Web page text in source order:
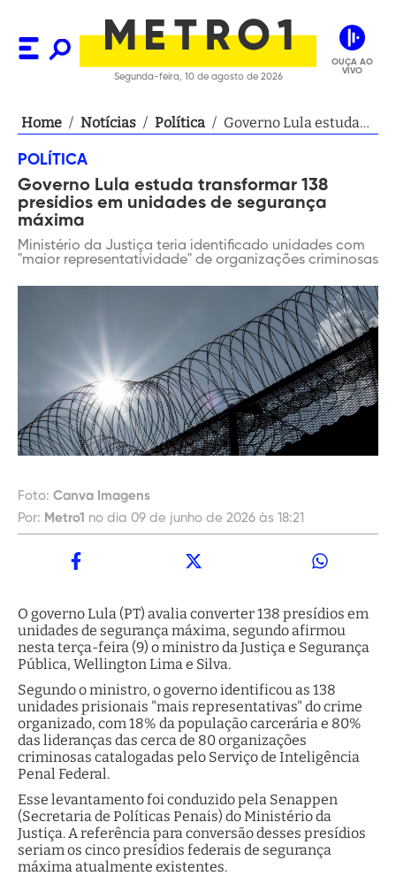
Segunda-feira, 10 de agosto de 2026
OUÇA AO
VIVO
Home / Notícias / Política / Governo Lula estuda
de segurança máxima
POLÍTICA
Governo Lula estuda transformar 138
presídios em unidades de segurança
máxima
Ministério da Justiça teria identificado unidades com
"maior representatividade" de organizações criminosas
Foto: Canva Imagens
Por: Metro1 no dia 09 de junho de 2026 às 18:21
O governo Lula (PT) avalia converter 138 presídios em
unidades de segurança máxima, segundo afirmou
nesta terça-feira (9) o ministro da Justiça e Segurança
Pública, Wellington Lima e Silva.
Segundo o ministro, o governo identificou as 138
unidades prisionais "mais representativas" do crime
organizado, com 18% da população carcerária e 80%
das lideranças das cerca de 80 organizações
criminosas catalogadas pelo Serviço de Inteligência
Penal Federal.
Esse levantamento foi conduzido pela Senappen
(Secretaria de Políticas Penais) do Ministério da
Justiça. A referência para conversão desses presídios
seriam os cinco presídios federais de segurança
máxima atualmente existentes.